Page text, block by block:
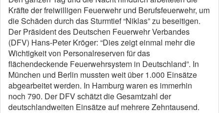
Kräfte der freiwilligen Feuerwehr und Berufsfeuerwehr, um
die Schäden durch das Sturmtief “Niklas” zu beseitigen.
Der Präsident des Deutschen Feuerwehr Verbandes
(DFV) Hans-Peter Kröger: “Dies zeigt einmal mehr die
Wichtigkeit von Personalreserven für das
flächendeckende Feuerwehrsystem in Deutschland”. In
München und Berlin mussten weit über 1.000 Einsätze
abgearbeitet werden. In Hamburg waren es immerhin
noch 790. Der DFV schätzt die Gesamtzahl der
deutschlandweiten Einsätze auf mehrere Zehntausend.